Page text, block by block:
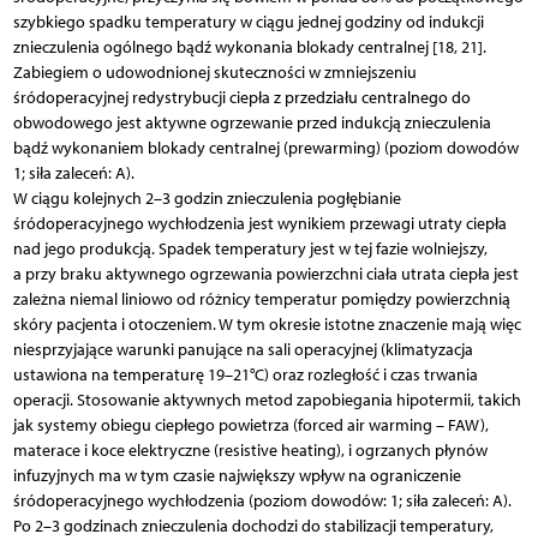
szybkiego spadku temperatury w ciągu jednej godziny od indukcji
znieczulenia ogólnego bądź wykonania blokady centralnej [18, 21].
Zabiegiem o udowodnionej skuteczności w zmniejszeniu
śródoperacyjnej redystrybucji ciepła z przedziału centralnego do
obwodowego jest aktywne ogrzewanie przed indukcją znieczulenia
bądź wykonaniem blokady centralnej (prewarming) (poziom dowodów
1; siła zaleceń: A).
W ciągu kolejnych 2–3 godzin znieczulenia pogłębianie
śródoperacyjnego wychłodzenia jest wynikiem przewagi utraty ciepła
nad jego produkcją. Spadek temperatury jest w tej fazie wolniejszy,
a przy braku aktywnego ogrzewania powierzchni ciała utrata ciepła jest
zależna niemal liniowo od różnicy temperatur pomiędzy powierzchnią
skóry pacjenta i otoczeniem. W tym okresie istotne znaczenie mają więc
niesprzyjające warunki panujące na sali operacyjnej (klimatyzacja
ustawiona na temperaturę 19–21°C) oraz rozległość i czas trwania
operacji. Stosowanie aktywnych metod zapobiegania hipotermii, takich
jak systemy obiegu ciepłego powietrza (forced air warming – FAW),
materace i koce elektryczne (resistive heating), i ogrzanych płynów
infuzyjnych ma w tym czasie największy wpływ na ograniczenie
śródoperacyjnego wychłodzenia (poziom dowodów: 1; siła zaleceń: A).
Po 2–3 godzinach znieczulenia dochodzi do stabilizacji temperatury,